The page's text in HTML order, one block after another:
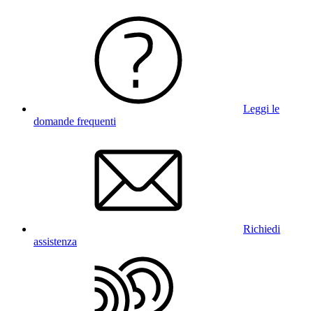
Leggi le
domande frequenti
Richiedi
assistenza